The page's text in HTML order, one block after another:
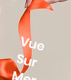
V
u
e
S
u
r